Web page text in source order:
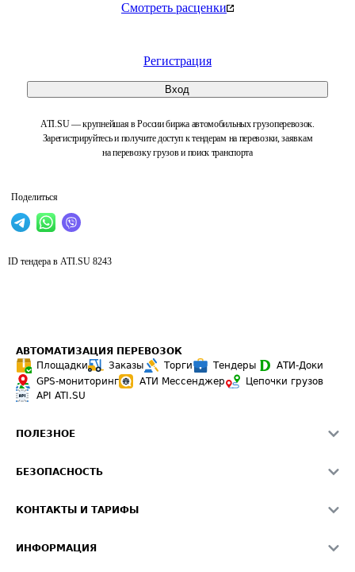
Смотреть расценки
Регистрация
Вход
ATI.SU — крупнейшая в России биржа автомобильных грузоперевозок.
Зарегистрируйтесь и получите доступ к тендерам на перевозки, заявкам
на перевозку грузов и поиск транспорта
Поделиться
ID тендера в ATI.SU 8243
АВТОМАТИЗАЦИЯ ПЕРЕВОЗОК
Площадки
Заказы Торги Тендеры
АТИ-Доки
GPS-мониторинг
АТИ Мессенджер
Цепочки грузов
API ATI.SU
ПОЛЕЗНОЕ
Звезды ATI.SU на вашем сайте
Средние ставки
БЕЗОПАСНОСТЬ
Светофор+
КОНТАКТЫ И ТАРИФЫ
ИНФОРМАЦИЯ